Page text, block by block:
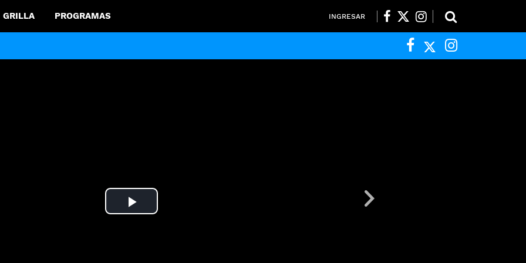
GRILLA PROGRAMAS INGRESAR
Play